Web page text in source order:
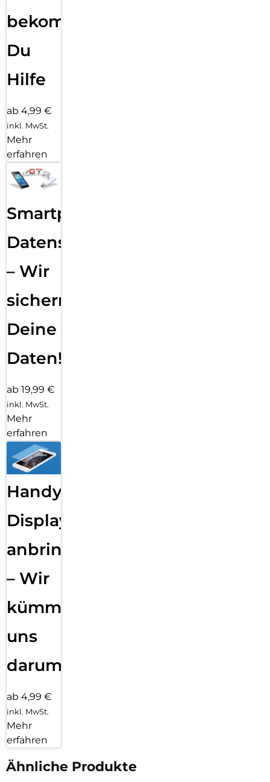
bekommst
Du
Hilfe
ab 4,99 €
inkl. MwSt.
Mehr
erfahren
Smartphone
Datensicherung
– Wir
sichern
Deine
Daten!
ab 19,99 €
inkl. MwSt.
Mehr
erfahren
Handy
Displayfolie
anbringen
– Wir
kümmern
uns
darum!
ab 4,99 €
inkl. MwSt.
Mehr
erfahren
Ähnliche Produkte